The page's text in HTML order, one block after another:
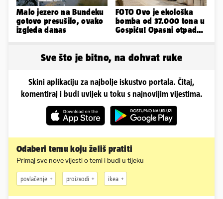
Malo jezero na Bundeku
gotovo presušilo, ovako
izgleda danas
FOTO Ovo je ekološka
bomba od 37.000 tona u
Gospiću! Opasni otpad
Sve što je bitno, na dohvat ruke
Skini aplikaciju za najbolje iskustvo portala. Čitaj,
komentiraj i budi uvijek u toku s najnovijim vijestima.
Odaberi temu koju želiš pratiti
Primaj sve nove vijesti o temi i budi u tijeku
povlačenje proizvodi ikea